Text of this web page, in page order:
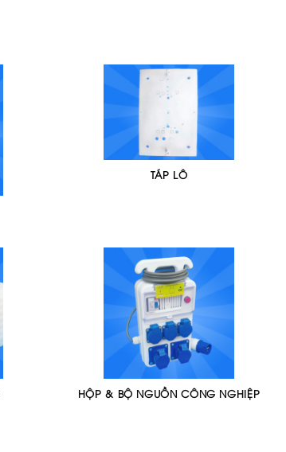
TÁP LÔ
HỘP & BỘ NGUỒN CÔNG NGHIỆP